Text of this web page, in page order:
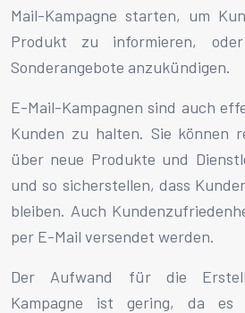
Mail-Kampagne starten, um
Produkt zu informieren,
Sonderangebote anzukündigen.
E-Mail-Kampagnen sind auch
Kunden zu halten. Sie können
über neue Produkte und
und so sicherstellen, dass
bleiben. Auch
per E-Mail versendet werden.
Der Aufwand für die
Kampagne ist gering, da es